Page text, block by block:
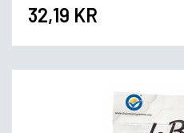
32,19 KR